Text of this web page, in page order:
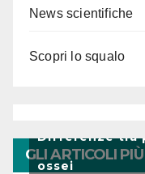
News scientifiche
Scopri lo squalo
GLI ARTICOLI
Differenze tra
ossei